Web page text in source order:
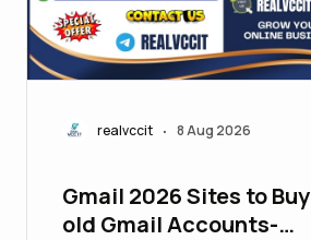
realvccit • 8 Aug 2026
Gmail 2026 Sites to Buy
old Gmail Accounts-